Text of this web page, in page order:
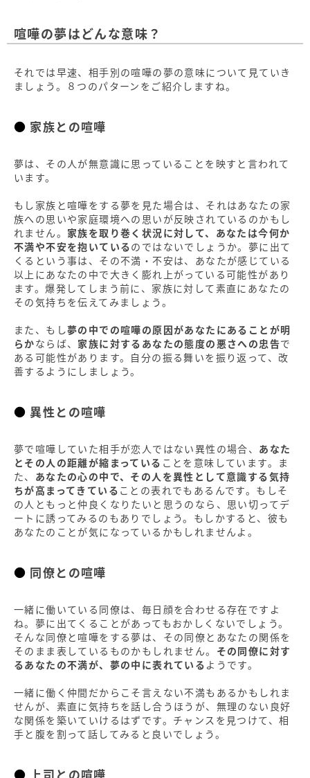
喧嘩の夢はどんな意味？
それでは早速、相手別の喧嘩の夢の意味について見ていき
ましょう。８つのパターンをご紹介しますね。
家族との喧嘩
夢は、その人が無意識に思っていることを映すと言われて
います。
もし家族と喧嘩をする夢を見た場合は、それはあなたの家
族への思いや家庭環境への思いが反映されているのかもし
れません。 家族を取り巻く状況に対して、あなたは今何か
不満や不安を抱いているのではないでしょうか。夢に出て
くるという事は、その不満・不安は、あなたが感じている
以上にあなたの中で大きく膨れ上がっている可能性があり
ます。爆発してしまう前に、家族に対して素直にあなたの
その気持ちを伝えてみましょう。
また、もし夢の中での喧嘩の原因があなたにあることが明
らかならば、 家族に対するあなたの態度の悪さへの忠告で
ある可能性があります。自分の振る舞いを振り返って、改
善するようにしましょう。
異性との喧嘩
夢で喧嘩していた相手が恋人ではない異性の場合、 あなた
とその人の距離が縮まっている ことを意味しています。ま
た、 あなたの心の中で、その人を異性として意識する気持
ちが高まってきている ことの表れでもあるんです。もしそ
の人ともっと仲良くなりたいと思うのなら、思い切ってデ
ートに誘ってみるのもありでしょう。もしかすると、彼も
あなたのことが気になっているかもしれませんよ。
同僚との喧嘩
一緒に働いている同僚は、毎日顔を合わせる存在ですよ
ね。夢に出てくることがあってもおかしくないでしょう。
そんな同僚と喧嘩をする夢は、その同僚とあなたの関係を
そのまま表しているものかもしれません。 その同僚に対す
るあなたの不満が、夢の中に表れている ようです。
一緒に働く仲間だからこそ言えない不満もあるかもしれま
せんが、素直に気持ちを話し合うほうが、無理のない良好
な関係を築いていけるはずです。チャンスを見つけて、相
手と腹を割って話してみると良いでしょう。
上司との喧嘩